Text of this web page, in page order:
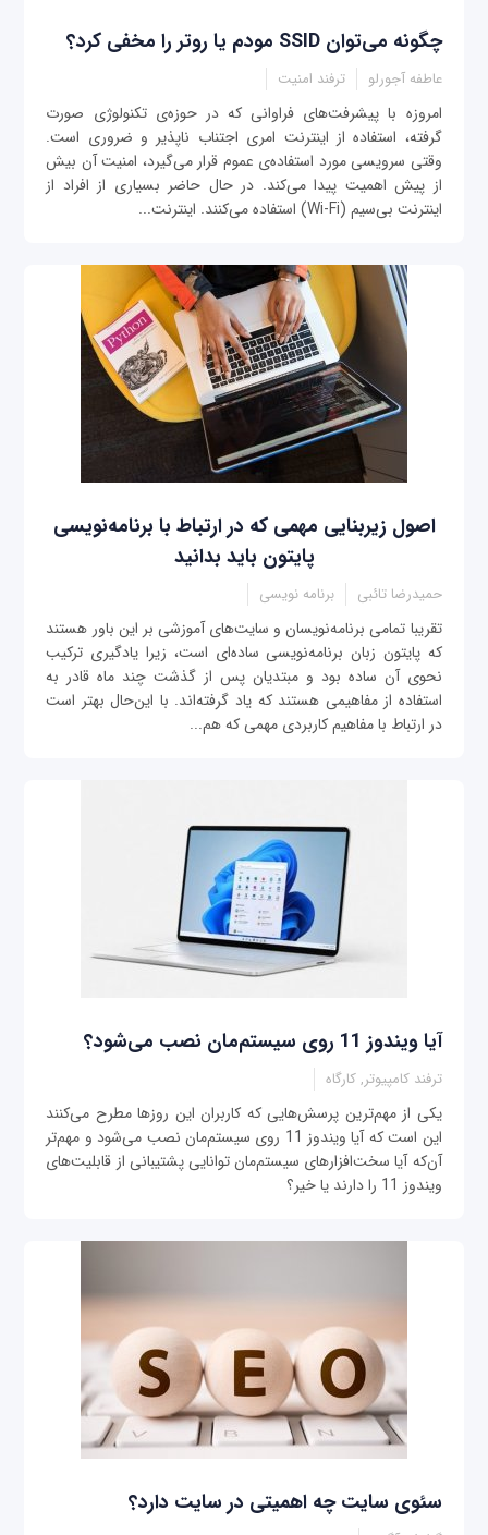
چگونه می‌توان SSID مودم یا روتر را مخفی کرد؟
عاطفه آجورلو ترفند امنیت
امروزه با پیشرفت‌های فراوانی که در حوزه‌ی تکنولوژی صورت
گرفته، استفاده از اینترنت امری اجتناب ناپذیر و ضروری است.
وقتی سرویسی مورد استفاده‌ی عموم قرار می‌گیرد، امنیت آن بیش
از پیش اهمیت پیدا می‌کند. در حال حاضر بسیاری از افراد از
اینترنت بی‌سیم (Wi-Fi) استفاده می‌کنند. اینترنت...
اصول زیربنایی مهمی که در ارتباط با برنامه‌نویسی
پایتون باید بدانید
حمیدرضا تائبی برنامه نویسی
تقریبا تمامی برنامه‌نویسان و سایت‌های آموزشی بر این باور هستند
که پایتون زبان برنامه‌نویسی ساده‌ای است، زیرا یادگیری ترکیب
نحوی آن ساده بود و مبتدیان پس از گذشت چند ماه قادر به
استفاده از مفاهیمی هستند که یاد گرفته‌اند. با این‌حال بهتر است
در ارتباط با مفاهیم کاربردی مهمی که هم‌...
آیا ویندوز 11 روی سیستم‌مان نصب می‌شود؟
ترفند کامپیوتر, کارگاه
یکی از مهم‌ترین پرسش‌هایی که کاربران این روزها مطرح می‌کنند
این است که آیا ویندوز 11 روی سیستم‌مان نصب می‌شود و مهم‌تر
آن‌که آیا سخت‌افزارهای سیستم‌مان توانایی پشتیبانی از قابلیت‌های
ویندوز 11 را دارند یا خیر؟
سئوی سایت چه اهمیتی در سایت دارد؟